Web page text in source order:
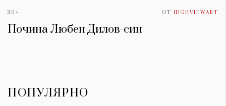
30+ ОТ HIGHVIEWART
Почина Любен Дилов-син
ПОПУЛЯРНО